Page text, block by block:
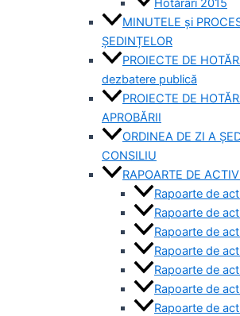
MINUTELE și
ȘEDINȚELOR
PROIECTE DE
dezbatere publică
PROIECTE DE
APROBĂRII
ORDINEA DE ZI A
CONSILIU
RAPOARTE DE
Rapoarte de
Rapoarte de
Rapoarte de
Rapoarte de
Rapoarte de
Rapoarte de
Rapoarte de